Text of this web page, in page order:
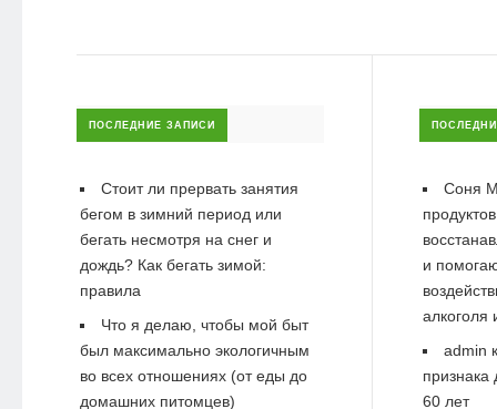
ПОСЛЕДНИЕ ЗАПИСИ
Стоит ли прервать занятия
бегом в зимний период или
бегать несмотря на снег и
дождь? Как бегать зимой:
правила
Что я делаю, чтобы мой быт
был максимально экологичным
во всех отношениях (от еды до
домашних питомцев)
Соня
и
алкоголя
admin
60 лет